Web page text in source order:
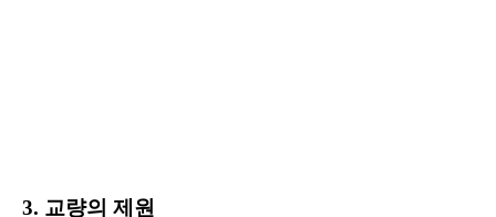
3. 교량의 제원